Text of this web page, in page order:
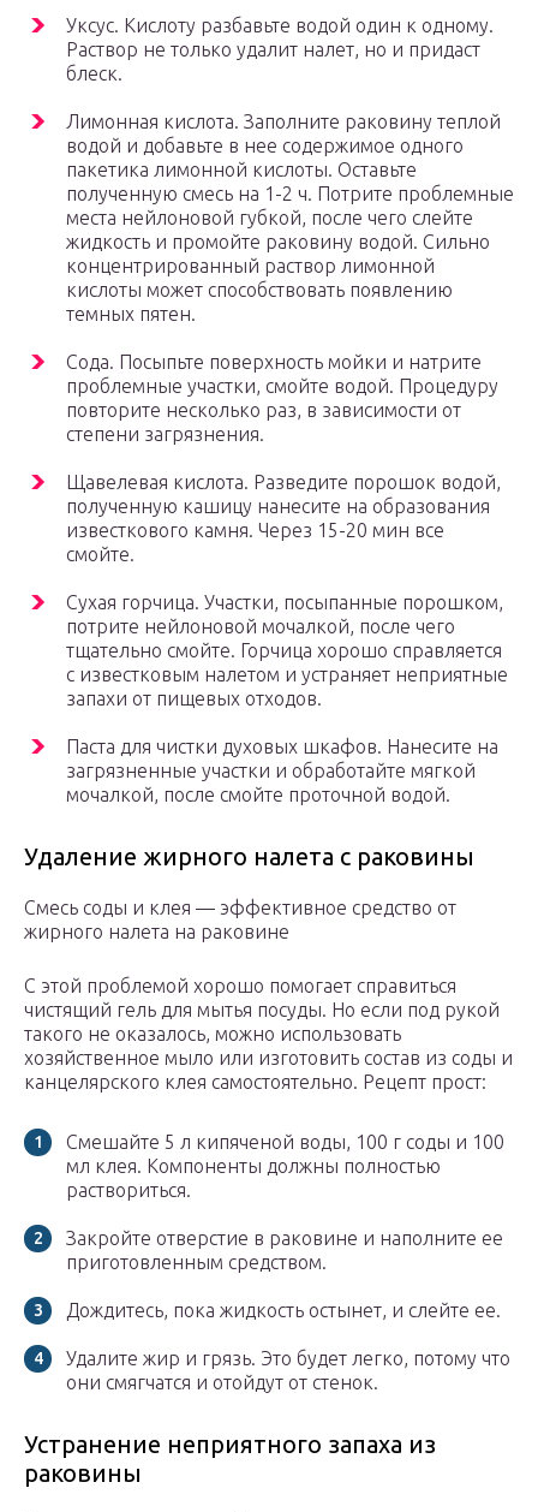
Уксус. Кислоту разбавьте водой один к одному.
Раствор не только удалит налет, но и придаст
блеск.
Лимонная кислота. Заполните раковину теплой
водой и добавьте в нее содержимое одного
пакетика лимонной кислоты. Оставьте
полученную смесь на 1-2 ч. Потрите проблемные
места нейлоновой губкой, после чего слейте
жидкость и промойте раковину водой. Сильно
концентрированный раствор лимонной
кислоты может способствовать появлению
темных пятен.
Сода. Посыпьте поверхность мойки и натрите
проблемные участки, смойте водой. Процедуру
повторите несколько раз, в зависимости от
степени загрязнения.
Щавелевая кислота. Разведите порошок водой,
полученную кашицу нанесите на образования
известкового камня. Через 15-20 мин все
смойте.
Сухая горчица. Участки, посыпанные порошком,
потрите нейлоновой мочалкой, после чего
тщательно смойте. Горчица хорошо справляется
с известковым налетом и устраняет неприятные
запахи от пищевых отходов.
Паста для чистки духовых шкафов. Нанесите на
загрязненные участки и обработайте мягкой
мочалкой, после смойте проточной водой.
Удаление жирного налета с раковины
Смесь соды и клея — эффективное средство от
жирного налета на раковине
С этой проблемой хорошо помогает справиться
чистящий гель для мытья посуды. Но если под рукой
такого не оказалось, можно использовать
хозяйственное мыло или изготовить состав из соды и
канцелярского клея самостоятельно. Рецепт прост:
Смешайте 5 л кипяченой воды, 100 г соды и 100
мл клея. Компоненты должны полностью
раствориться.
Закройте отверстие в раковине и наполните ее
приготовленным средством.
Дождитесь, пока жидкость остынет, и слейте ее.
Удалите жир и грязь. Это будет легко, потому что
они смягчатся и отойдут от стенок.
Устранение неприятного запаха из
раковины